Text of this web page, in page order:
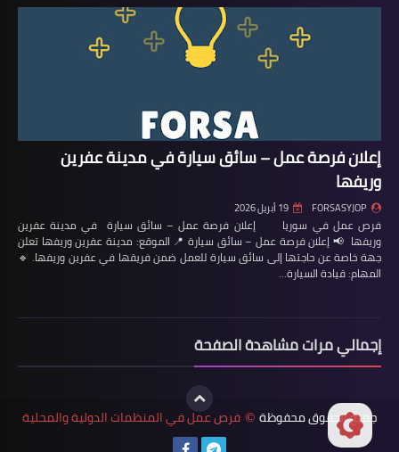
إعلان فرصة عمل – سائق سيارة في مدينة عفرين
وريفها
FORSASYJOP 19 أبريل 2026
فرص عمل في سوريا إعلان فرصة عمل – سائق سيارة في مدينة عفرين
وريفها 📢 إعلان فرصة عمل – سائق سيارة 📍 الموقع: مدينة عفرين وريفها تعلن
جهة خاصة عن حاجتها إلى سائق سيارة للعمل ضمن فريقها في عفرين وريفها. 🔹
المهام: قيادة السيارة…
إجمالي مرات مشاهدة الصفحة
جميع الحقوق محفوظة © فرص عمل في المنظمات الدولية والمحلية